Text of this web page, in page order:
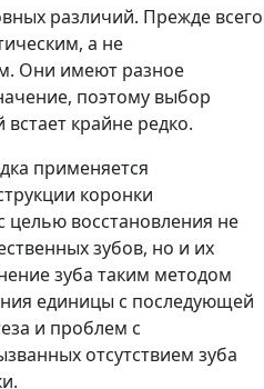
различий. Прежде всего
а не
Они имеют разное
поэтому выбор
крайне редко.
применяется
коронки
восстановления не
зубов, но и их
зуба таким методом
единицы с последующей
и проблем с
отсутствием зуба